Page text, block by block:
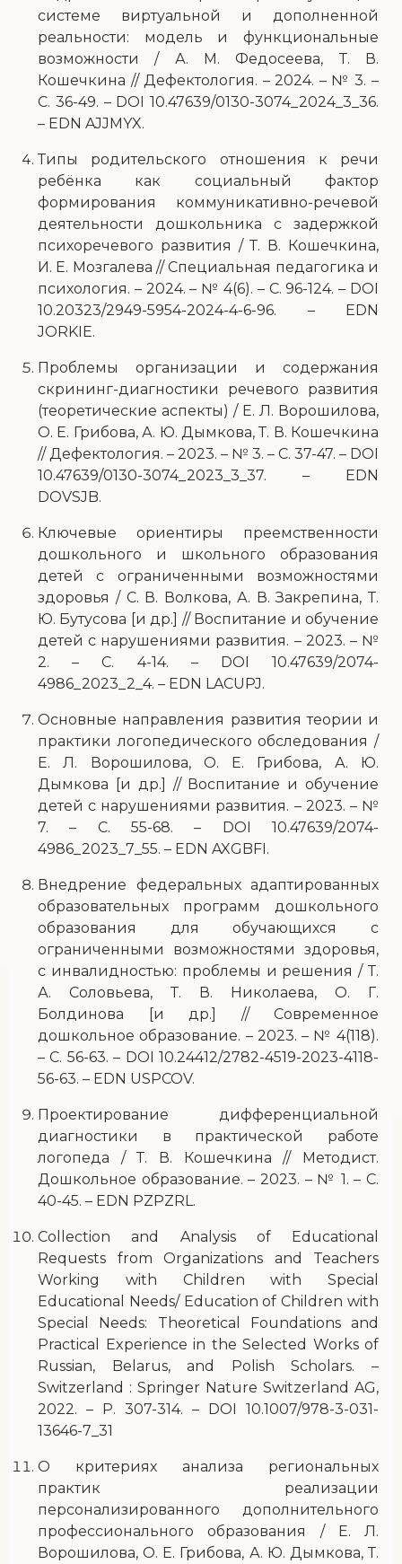
системе виртуальной и дополненной
реальности: модель и функциональные
возможности / А. М. Федосеева, Т. В.
Кошечкина // Дефектология. – 2024. – № 3. –
С. 36-49. – DOI 10.47639/0130-3074_2024_3_36.
– EDN AJJMYX.
Типы родительского отношения к речи
ребёнка как социальный фактор
формирования коммуникативно-речевой
деятельности дошкольника с задержкой
психоречевого развития / Т. В. Кошечкина,
И. Е. Мозгалева // Специальная педагогика и
психология. – 2024. – № 4(6). – С. 96-124. – DOI
10.20323/2949-5954-2024-4-6-96. – EDN
JORKIE.
Проблемы организации и содержания
скрининг-диагностики речевого развития
(теоретические аспекты) / Е. Л. Ворошилова,
О. Е. Грибова, А. Ю. Дымкова, Т. В. Кошечкина
// Дефектология. – 2023. – № 3. – С. 37-47. – DOI
10.47639/0130-3074_2023_3_37. – EDN
DOVSJB.
Ключевые ориентиры преемственности
дошкольного и школьного образования
детей с ограниченными возможностями
здоровья / С. В. Волкова, А. В. Закрепина, Т.
Ю. Бутусова [и др.] // Воспитание и обучение
детей с нарушениями развития. – 2023. – №
2. – С. 4-14. – DOI 10.47639/2074-
4986_2023_2_4. – EDN LACUPJ.
Основные направления развития теории и
практики логопедического обследования /
Е. Л. Ворошилова, О. Е. Грибова, А. Ю.
Дымкова [и др.] // Воспитание и обучение
детей с нарушениями развития. – 2023. – №
7. – С. 55-68. – DOI 10.47639/2074-
4986_2023_7_55. – EDN AXGBFI.
Внедрение федеральных адаптированных
образовательных программ дошкольного
образования для обучающихся с
ограниченными возможностями здоровья,
с инвалидностью: проблемы и решения / Т.
А. Соловьева, Т. В. Николаева, О. Г.
Болдинова [и др.] // Современное
дошкольное образование. – 2023. – № 4(118).
– С. 56-63. – DOI 10.24412/2782-4519-2023-4118-
56-63. – EDN USPCOV.
Проектирование дифференциальной
диагностики в практической работе
логопеда / Т. В. Кошечкина // Методист.
Дошкольное образование. – 2023. – № 1. – С.
40-45. – EDN PZPZRL.
Collection and Analysis of Educational
Requests from Organizations and Teachers
Working with Children with Special
Educational Needs/ Education of Children with
Special Needs: Theoretical Foundations and
Practical Experience in the Selected Works of
Russian, Belarus, and Polish Scholars. –
Switzerland : Springer Nature Switzerland AG,
2022. – P. 307-314. – DOI 10.1007/978-3-031-
13646-7_31
О критериях анализа региональных
практик реализации
персонализированного дополнительного
профессионального образования / Е. Л.
Ворошилова, О. Е. Грибова, А. Ю. Дымкова, Т.